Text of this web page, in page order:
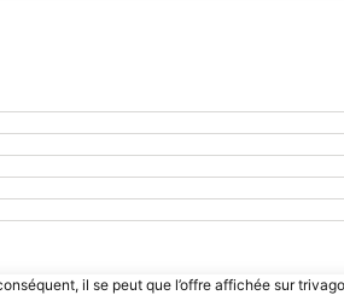
il se peut que l’offre affichée sur